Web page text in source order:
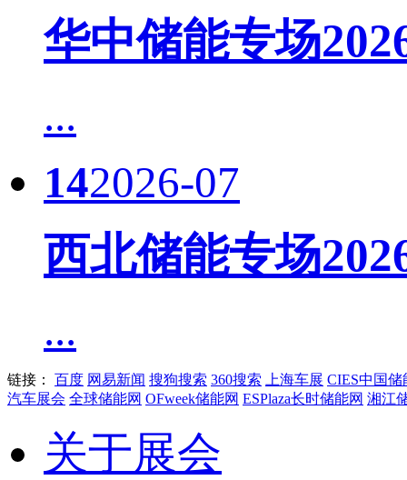
华中储能专场
...
142026-07
西北储能专场
...
链接： 百度 网易新闻 搜狗搜索 360搜索 上海车展 CIES中国储
汽车展会 全球储能网 OFweek储能网 ESPlaza长时储能网 湘江
关于展会